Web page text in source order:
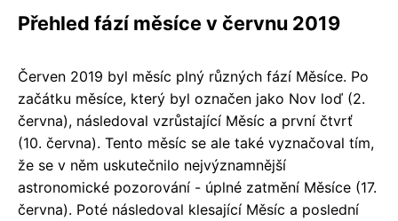
Přehled fází měsíce v červnu 2019
Červen 2019 byl měsíc plný různých fází Měsíce. Po
začátku měsíce, který byl označen jako Nov loď (2.
června), následoval vzrůstající Měsíc a první čtvrť
(10. června). Tento měsíc se ale také vyznačoval tím,
že se v něm uskutečnilo nejvýznamnější
astronomické pozorování - úplné zatmění Měsíce (17.
června). Poté následoval klesající Měsíc a poslední